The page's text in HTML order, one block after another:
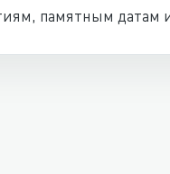
памятным датам